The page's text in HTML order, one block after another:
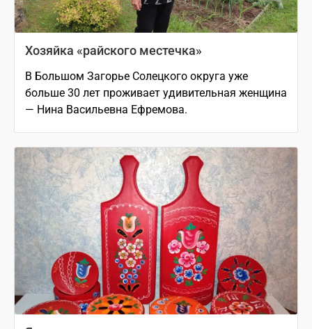
Хозяйка «райского местечка»
В Большом Загорье Солецкого округа уже
больше 30 лет проживает удивительная женщина
— Нина Васильевна Ефремова.